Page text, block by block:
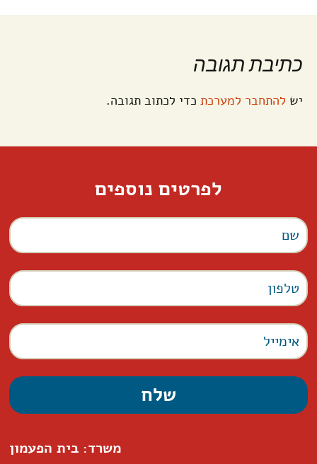
כתיבת תגובה
יש להתחבר למערכת כדי לכתוב תגובה.
לפרטים נוספים
משרד: בית הפעמון